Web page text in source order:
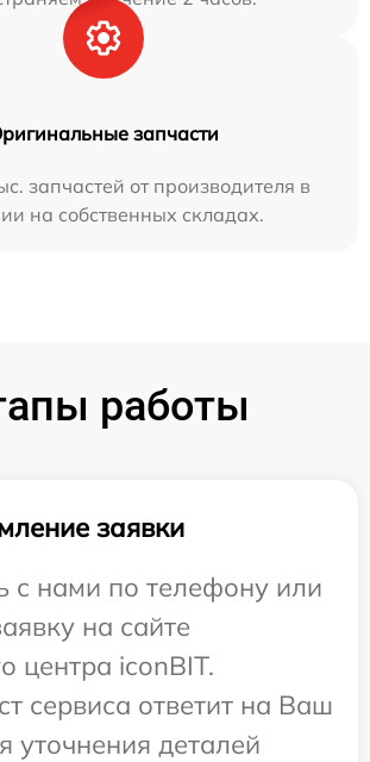
запчасти
запчастей от производителя в
на собственных складах.
работы
заявки
с нами по телефону или
на сайте
центра iconBIT.
сервиса ответит на Ваш
уточнения деталей